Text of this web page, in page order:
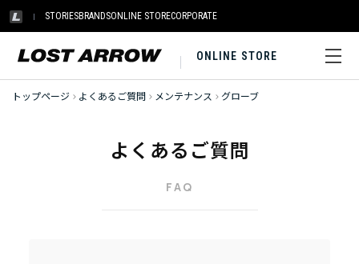
STORIESBRANDSONLINE STORECORPORATE
ONLINE STORE
トップページ > よくあるご質問 > メンテナンス > グローブ
よくあるご質問
FAQ